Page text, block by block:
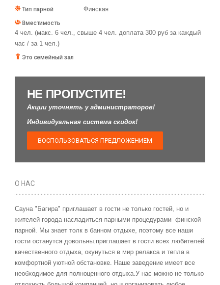
Тип парной Финская
Вместимость
4 чел. (макс. 6 чел., свыше 4 чел. доплата 300 руб за каждый
час / за 1 чел.)
Это семейный зал
НЕ ПРОПУСТИТЕ!
Акции уточнять у администраторов!
Индивидуальная система скидок!
ВОСПОЛЬЗОВАТЬСЯ ПРЕДЛОЖЕНИЕМ
О НАС
Сауна "Багира" приглашает в гости не только гостей, но и
жителей города насладиться парными процедурами финской
парной. Мы знает толк в банном отдыхе, поэтому все наши
гости останутся довольны.приглашает в гости всех любителей
качественного отдыха, окунуться в мир релакса и тепла в
комфортной уютной обстановке. Наше заведение имеет все
необходимое для полноценного отдыха.У нас можно не только